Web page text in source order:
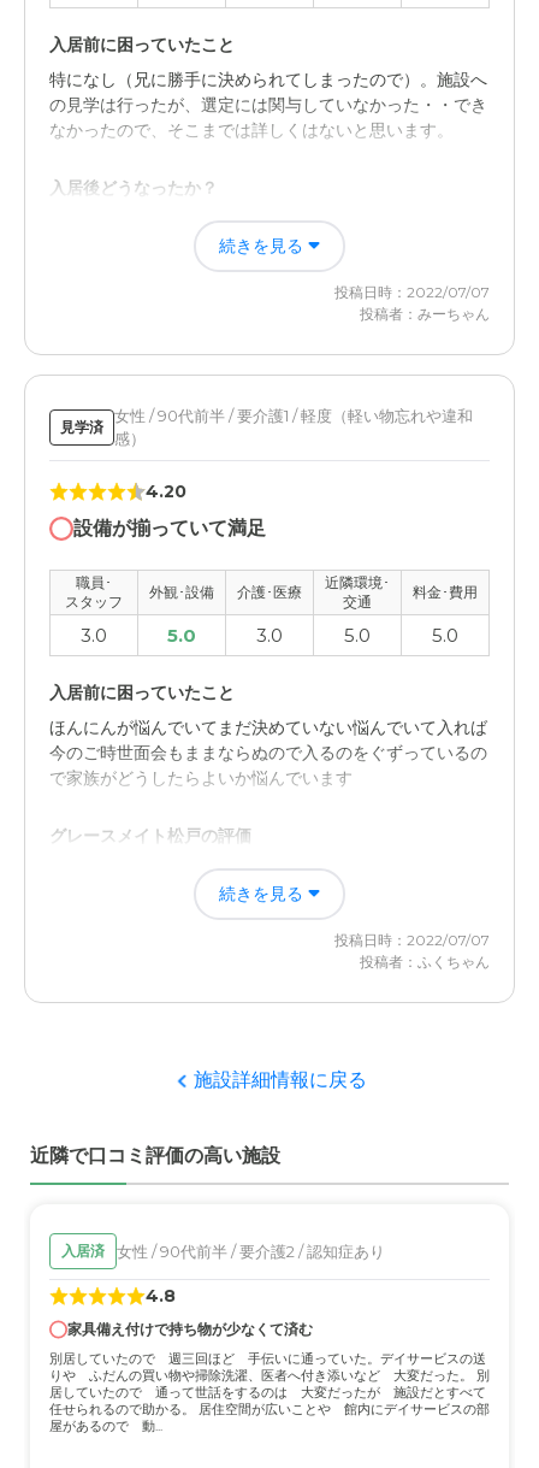
介護医療サービスについて
24時間常駐で看護士さんがいらっしゃるので、突発的な
事故等にも迅速に対応頂けるのが良いですy
隣接市ですが、河川を渡ること以外に特に支障はありませ
決して安くはないのでしょうが、24時間看護士さんがい
入居前に困っていたこと
特になし（兄に勝手に決められてしまったので）。施設へ
の見学は行ったが、選定には関与していなかった・・でき
なかったので、そこまでは詳しくはないと思います。
入居後どうなったか？
施設に駆る投げの状況になるので、通院・転倒などによる
不足に事態などを除いては、お任せ状態でした。周りの方
を見ていても、考えさせれることばかりでしたが・・・、
どうなのでしょうか？ 答えが出ていません。
グレースメイト松戸の評価
ていても、おかしい・疑問に思うようなことはなかったと
記憶してします。
職員・スタッフ・他入居者の雰囲気について
先程も記載しましたが、職員さん・スタッフの方々皆さ
いろな事情がりますので・・。
外観・内装・居室・設備について
がありました。 車いす・ストレッチャーなど、過不足あ
い廊下・段差もなかったと記憶しています。
介護医療サービスについて
関しては、提携している病院？クリニック？のレベルがあ
まりよくないような感じがします。
馬橋駅から徒歩で３０分位だったと記憶しています。交通
料金費用について
はしていません。
続きを見る
投稿日時：2022/07/07
投稿者：みーちゃん
見学済
女性 / 90代前半 / 要介護1 / 軽度（軽い物忘れや違和
感）
4.20
設備が揃っていて満足
職員･
スタッフ
外観･設備 介護･医療
近隣環境･
交通
料金･費用
3.0 5.0 3.0 5.0 5.0
入居前に困っていたこと
ほんにんが悩んでいてまだ決めていない悩んでいて入れば
今のご時世面会もままならぬので入るのをぐずっているの
で家族がどうしたらよいか悩んでいます
グレースメイト松戸の評価
施設などを見て満足をしていますスタッフの方もテキパキ
していて面倒見もよさそうに見えtで任せて安心しまし
外観・内装・居室・設備について
屋も満足感があり住めば都と満足はしていそうだし入居を
勧めています
介護医療サービスについて
まだわかりません これからですまだわかりません何回も
見に行きますすべてはこれからです
近隣環境や交通アクセスについて
住まいからは近いので何ら問題はいりません時々は合いに
行けそうな近さですこれからです
続きを見る
投稿日時：2022/07/07
投稿者：ふくちゃん
施設詳細情報に戻る
近隣で口コミ評価の高い施設
入居済 女性 / 90代前半 / 要介護2 / 認知症あり
4.8
家具備え付けで持ち物が少なくて済む
別居していたので 週三回ほど 手伝いに通っていた。デイサービスの送
りや ふだんの買い物や掃除洗濯、医者へ付き添いなど 大変だった。 別
居していたので 通って世話をするのは 大変だったが 施設だとすべて
任せられるので助かる。 居住空間が広いことや 館内にデイサービスの部
屋があるので 動...